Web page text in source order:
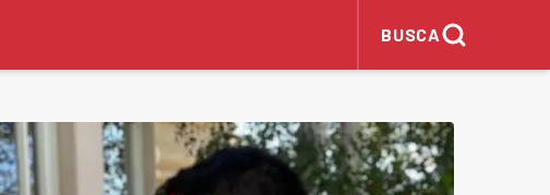
BUSCA